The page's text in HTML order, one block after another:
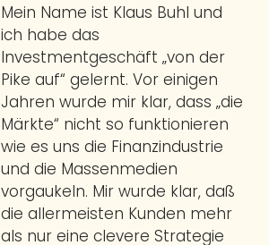
Mein Name ist Klaus Buhl und
ich habe das
Investmentgeschäft „von der
Pike auf“ gelernt. Vor einigen
Jahren wurde mir klar, dass „die
Märkte“ nicht so funktionieren
wie es uns die Finanzindustrie
und die Massenmedien
vorgaukeln. Mir wurde klar, daß
die allermeisten Kunden mehr
als nur eine clevere Strategie